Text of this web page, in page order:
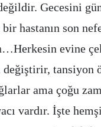
Gecesini
hastanın son
evine
değiştirir, tansiyon
ama çoğu
vardır. İşte